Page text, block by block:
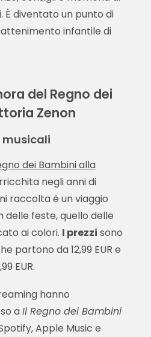
È diventato un punto di
infantile di
del Regno dei
Zenon
musicali
dei Bambini alla
negli anni di
raccolta è un viaggio
feste, quello delle
ai colori. I prezzi sono
partono da 12,99 EUR e
EUR.
hanno
aIl Regno dei Bambini
Apple Music e